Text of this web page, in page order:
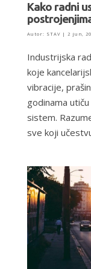
Kako radni
Autor: STAV| 2 jun,
Industrijska
koje
vibracije,
godinama
sistem.
sve koji